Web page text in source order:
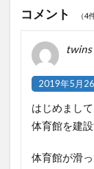
コメント （4
twins
2019年5月
はじめまして
体育館を建
体育館が滑